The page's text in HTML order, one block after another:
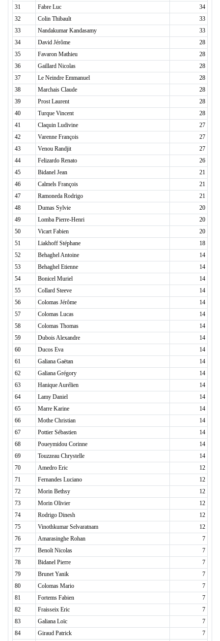
31 Fabre Luc
34
32
Colin Thibault
33
33
Nandakumar Kandasamy
33
34
David Jérôme
28
35
Favaron Mathieu
28
36
Gaillard Nicolas
28
37
Le Neindre Emmanuel
28
38
Marchais Claude
28
39
Prost Laurent
28
40
Turque Vincent
28
41
Claquin Ludivine
27
42
Varenne François
27
43
Venou Randjit
27
44
Felizardo Renato
26
45
Bidanel Jean
21
46
Calmels François
21
47
Ramoneda Rodrigo
21
48
Dumas Sylvie
20
49
Lomba Pierre-Henri
20
50
Vicart Fabien
20
51
Liakhoff Stéphane
18
52
Behaghel Antoine
14
53
Behaghel Etienne
14
54
Bonicel Muriel
14
55
Collard Steeve
14
56
Colomas Jérôme
14
57
Colomas Lucas
14
58
Colomas Thomas
14
59
Dubois Alexandre
14
60
Ducos Eva
14
61
Galiana Gaëtan
14
62
Galiana Grégory
14
63
Hanique Aurélien
14
64
Lamy Daniel
14
65
Marre Karine
14
66
Mothe Christian
14
67
Pottier Sébastien
14
68
Poueymidou Corinne
14
69
Touzzeau Chrystelle
14
70
Amedro Eric
12
71
Fernandes Luciano
12
72
Morin Bethsy
12
73
Morin Olivier
12
74
Rodrigo Dinesh
12
75
Vinothkumar Selvaratnam
12
76
Amarasinghe Rohan
7
77
Benoît Nicolas
7
78
Bidanel Pierre
7
79
Brunet Yanik
7
80
Colomas Mario
7
81
Fortems Fabien
7
82
Fraisseix Eric
7
83
Galiana Loïc
7
84
Giraud Patrick
7